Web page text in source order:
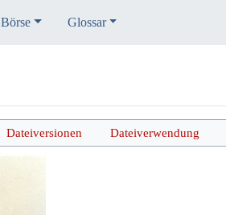
Börse Glossar
Dateiversionen Dateiverwendung